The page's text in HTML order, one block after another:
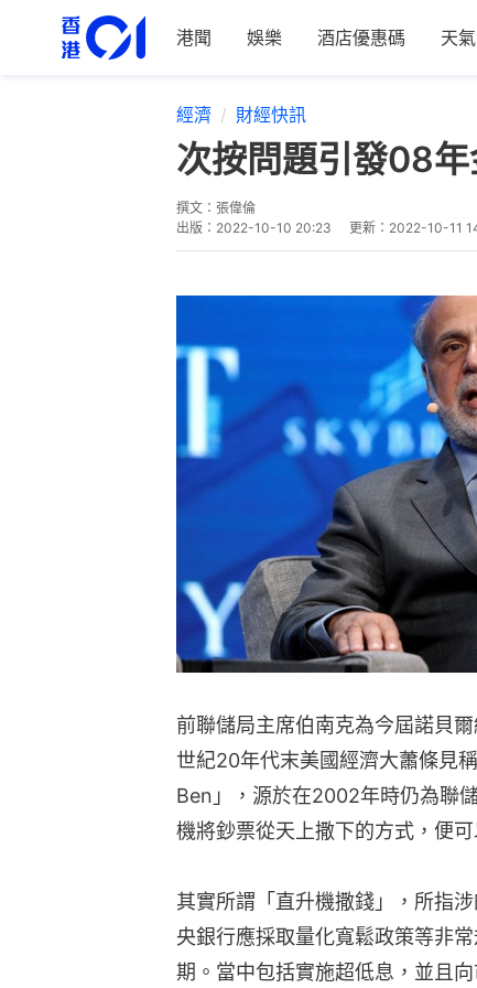
港聞 娛樂 酒店優惠碼 天
經濟 財經快訊
次按問題引發08
撰文： 張偉倫
出版： 2022-10-10 20:23 更新： 2022-10-11
前聯儲局主席伯南克為今屆諾貝
世紀20年代末美國經濟大蕭條見
Ben」，源於在2002年時仍為聯
機將鈔票從天上撒下的方式，便
其實所謂「直升機撒錢」，所指
央銀行應採取量化寬鬆政策等非
期。當中包括實施超低息，並且